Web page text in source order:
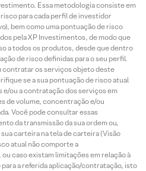
Essa metodologia consiste em
para cada perfil de investidor
bem como uma pontuação de risco
pela XP Investimentos, de modo que
a todos os produtos, desde que dentro
de risco definidas para o seu perfil.
contratar os serviços objeto deste
se a sua pontuação de risco atual
ou a contratação dos serviços em
de volume, concentração e/ou
Você pode consultar essas
da transmissão da sua ordem ou,
carteira na tela de carteira (Visão
atual não comporte a
caso existam limitações em relação à
a referida aplicação/contratação, isto